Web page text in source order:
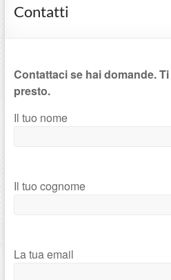
Contatti
Contattaci se hai domande.
presto.
Il tuo nome
Il tuo cognome
La tua email